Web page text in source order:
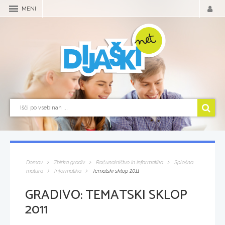
MENI
Domov Zbirka gradiv Računalništvo in informatika
Splošna
matura
Informatika Tematski sklop 2011
GRADIVO:TEMATSKI SKLOP
2011